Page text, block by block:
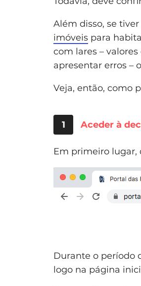
Além disso, se
imóveis para
com lares –
apresentar erros –
Veja, então, como
1 Aceder à
Em primeiro lugar,
Durante o período
logo na página